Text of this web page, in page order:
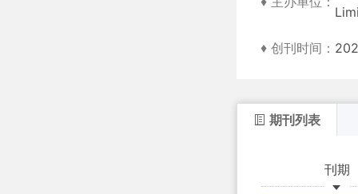
♦ 创刊时间：
期刊列表
刊期